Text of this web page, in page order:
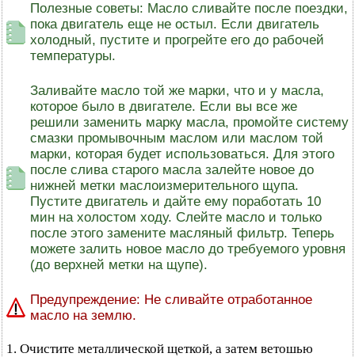
Полезные советы: Масло сливайте после поездки,
пока двигатель еще не остыл. Если двигатель
холодный, пустите и прогрейте его до рабочей
температуры.
Заливайте масло той же марки, что и у масла,
которое было в двигателе. Если вы все же
решили заменить марку масла, промойте систему
смазки промывочным маслом или маслом той
марки, которая будет использоваться. Для этого
после слива старого масла залейте новое до
нижней метки маслоизмерительного щупа.
Пустите двигатель и дайте ему поработать 10
мин на холостом ходу. Слейте масло и только
после этого замените масляный фильтр. Теперь
можете залить новое масло до требуемого уровня
(до верхней метки на щупе).
Предупреждение: Не сливайте отработанное
масло на землю.
1. Очистите металлической щеткой, а затем ветошью